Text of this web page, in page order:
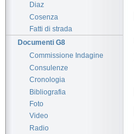
Diaz
Cosenza
Fatti di strada
Documenti G8
Commissione Indagine
Consulenze
Cronologia
Bibliografia
Foto
Video
Radio